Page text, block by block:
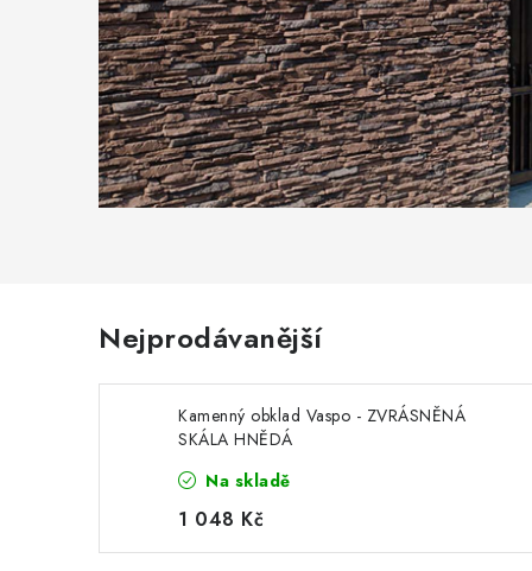
Nejprodávanější
Kamenný obklad Vaspo - ZVRÁSNĚNÁ
SKÁLA HNĚDÁ
Na skladě
1 048 Kč